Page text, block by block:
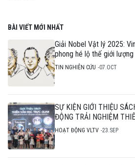
BÀI VIẾT MỚI NHẤT
Giải Nobel Vật lý 2025:
phong hé lộ thế giới
TIN NGHIÊN CỨU 07.OCT
SỰ KIỆN GIỚI THIỆU
ĐỘNG TRẢI NGHIỆM
HOẠT ĐỘNG VLTV 23.SEP